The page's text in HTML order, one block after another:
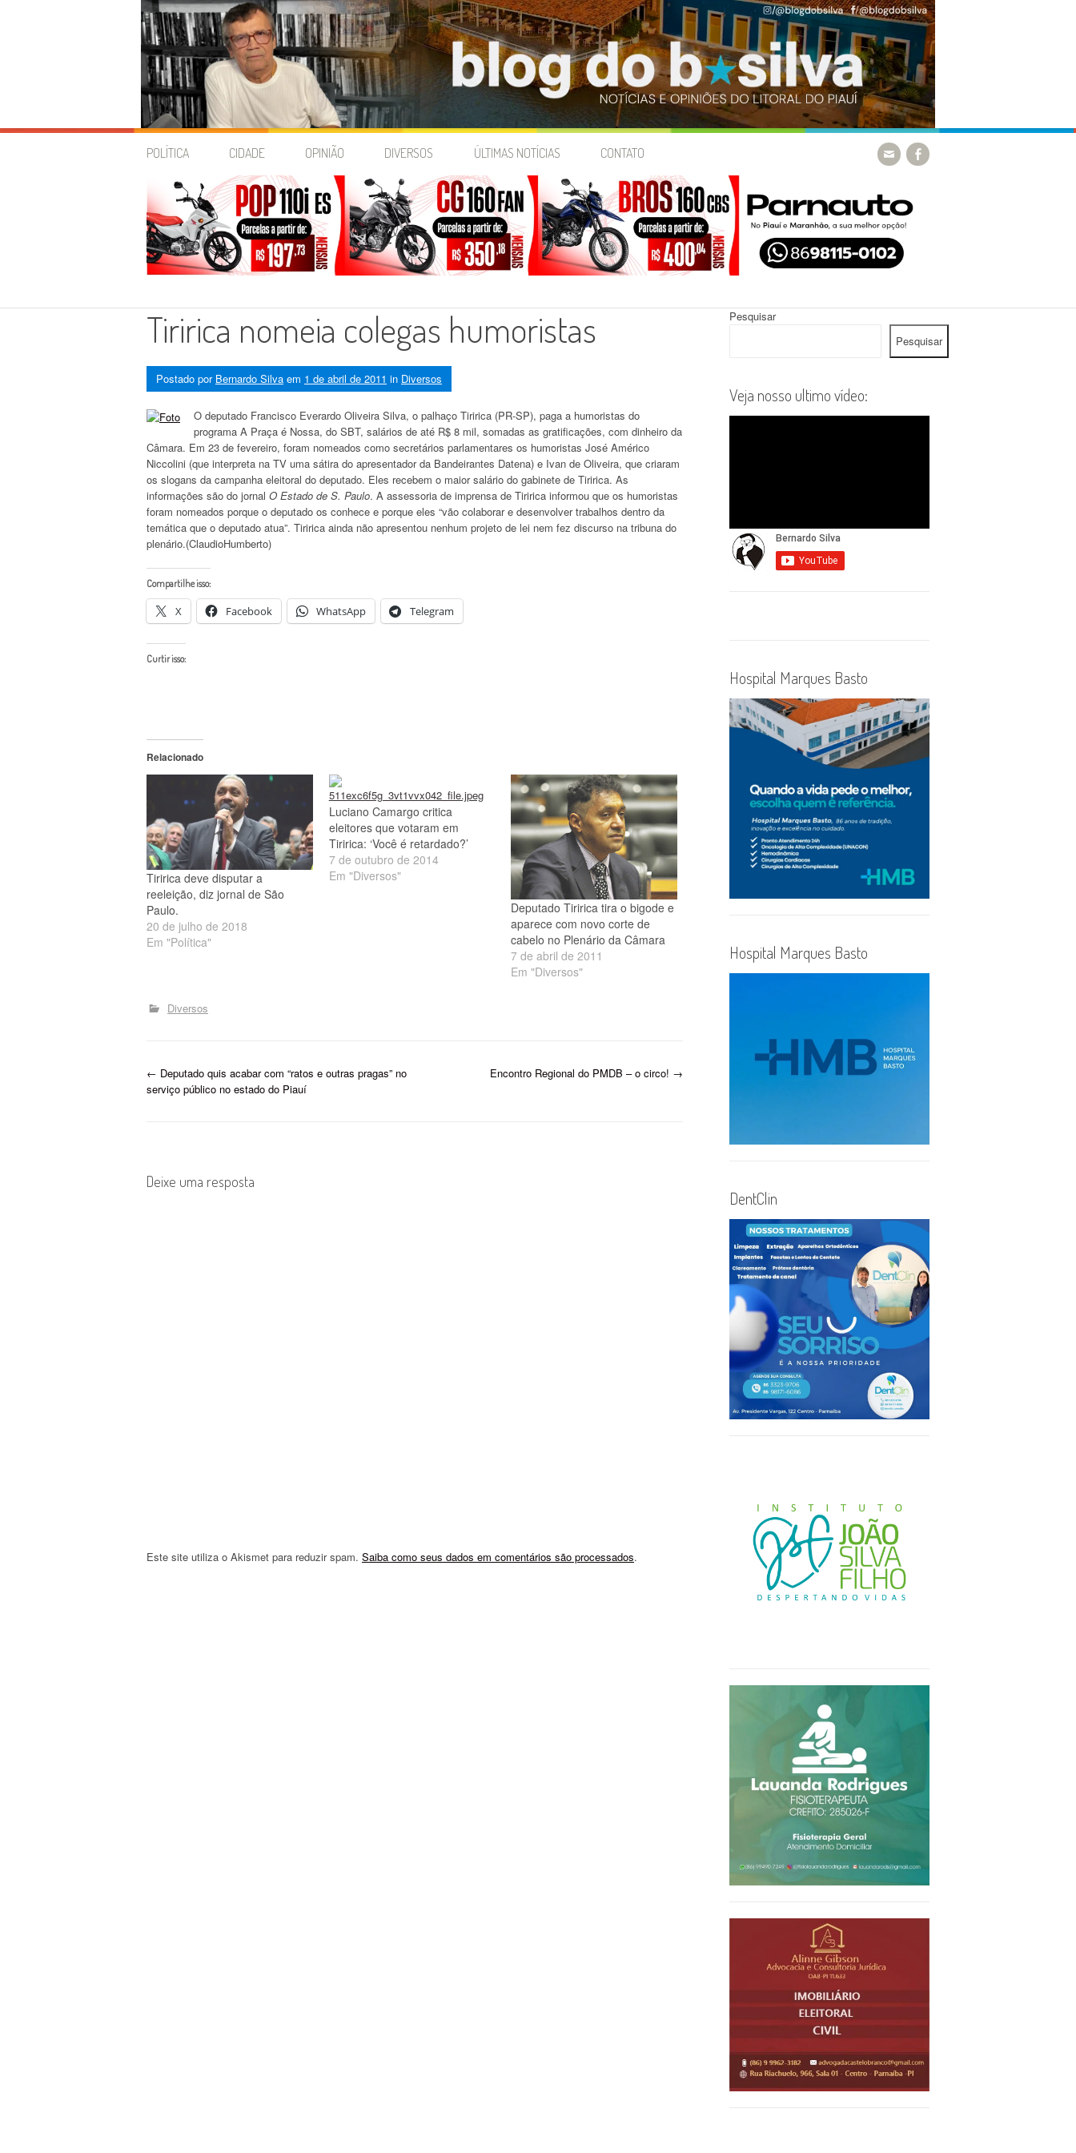
Skip
POLÍTICA CIDADE OPINIÃO DIVERSOS ÚLTIMAS NOTÍCIAS CONTATO
Tiririca nomeia colegas humoristas
Postado por Bernardo Silva em 1 de abril de 2011 in Diversos
O deputado Francisco Everardo Oliveira Silva, o palhaço Tiririca (PR-SP), paga a humoristas do
programa A Praça é Nossa, do SBT, salários de até R$ 8 mil, somadas as gratificações, com dinheiro da
Câmara. Em 23 de fevereiro, foram nomeados como secretários parlamentares os humoristas José Américo
Niccolini (que interpreta na TV uma sátira do apresentador da Bandeirantes Datena) e Ivan de Oliveira, que criaram
os slogans da campanha eleitoral do deputado. Eles recebem o maior salário do gabinete de Tiririca. As
informações são do jornal O Estado de S. Paulo. A assessoria de imprensa de Tiririca informou que os humoristas
foram nomeados porque o deputado os conhece e porque eles “vão colaborar e desenvolver trabalhos dentro da
temática que o deputado atua”. Tiririca ainda não apresentou nenhum projeto de lei nem fez discurso na tribuna do
plenário.(ClaudioHumberto)
Compartilhe isso:
X Facebook WhatsApp Telegram
Curtir isso:
Relacionado
Tiririca deve disputar a
reeleição, diz jornal de São
Paulo.
20 de julho de 2018
Em "Política"
Luciano Camargo critica
eleitores que votaram em
Tiririca: ‘Você é retardado?’
7 de outubro de 2014
Em "Diversos"
Deputado Tiririca tira o bigode e
aparece com novo corte de
cabelo no Plenário da Câmara
7 de abril de 2011
Em "Diversos"
Diversos
P
t
← Deputado quis acabar com “ratos e outras pragas” no
serviço público no estado do Piauí
Encontro Regional do PMDB – o circo! →
Deixe uma resposta
Este site utiliza o Akismet para reduzir spam. Saiba como seus dados em comentários são processados.
Pesquisar
Pesquisar
Veja nosso ultimo vídeo:
Hospital Marques Basto
Hospital Marques Basto
DentClin